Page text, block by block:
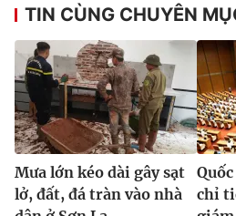
TIN CÙNG CHUYÊN
Mưa lớn kéo dài gây sạt
lở, đất, đá tràn vào nhà
chỉ